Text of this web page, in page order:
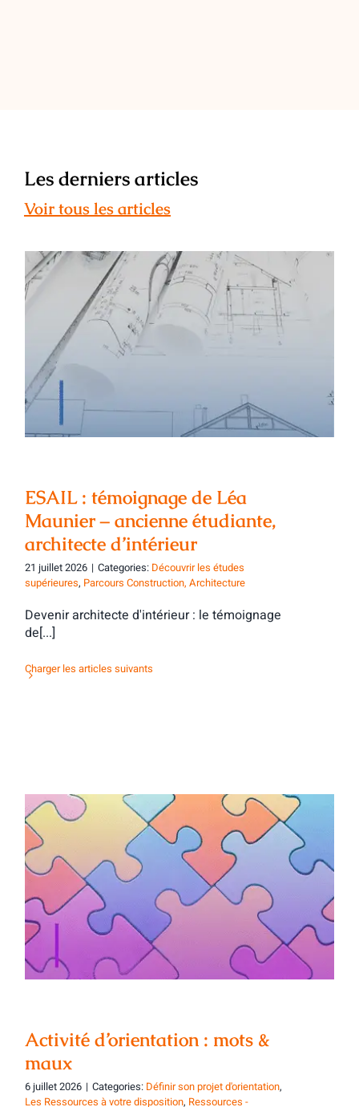
Les derniers articles
Voir tous les articles
ESAIL : témoignage de Léa Maunier –
ancienne étudiante, architecte
ESAIL : témoignage de Léa
Maunier – ancienne étudiante,
architecte d’intérieur
21 juillet 2026 | Categories: Découvrir les études
supérieures, Parcours Construction, Architecture
Devenir architecte d'intérieur : le témoignage
de[...]
Charger les articles suivants
Activité d’orientation : mots & maux
Activité d’orientation : mots &
maux
6 juillet 2026 | Categories: Définir son projet d'orientation,
Les Ressources à votre disposition, Ressources -